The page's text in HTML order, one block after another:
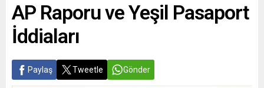
AP Raporu ve Yeşil Pasaport
İddiaları
Paylaş Tweetle Gönder